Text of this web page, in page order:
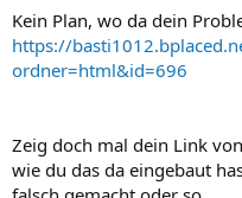
Kein Plan, wo da dein
https://
ordner=html&id=696
Zeig doch mal dein Link
wie du das da eingebaut